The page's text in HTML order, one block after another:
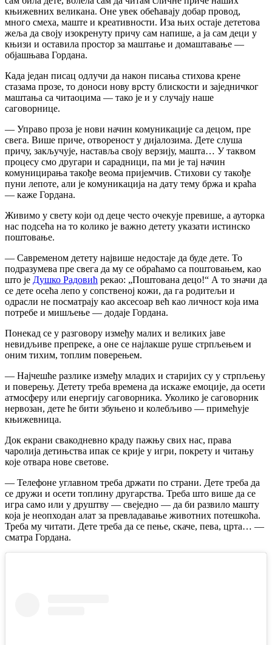
књижевних великана. Оне увек обећавају добар провод,
много смеха, маште и креативности. Иза њих остаје дететова
жеља да своју изокренуту причу сам напише, а ја сам деци у
књизи и оставила простор за маштање и домаштавање —
објашњава Гордана.
Када један писац одлучи да након писања стихова крене
стазама прозе, то доноси нову врсту блискости и заједничког
маштања са читаоцима — тако је и у случају наше
саговорнице.
— Управо проза је нови начин комуникације са децом, пре
свега. Више приче, отвореност у дијалозима. Дете слуша
причу, закључује, наставља своју верзију, машта… У таквом
процесу смо другари и сарадници, па ми је тај начин
комуницирања такође веома пријемчив. Стихови су такође
пуни лепоте, али је комуникација на дату тему бржа и краћа
— каже Гордана.
Живимо у свету који од деце често очекује превише, а ауторка
нас подсећа на то колико је важно детету указати истинско
поштовање.
— Савременом детету највише недостаје да буде дете. То
подразумева пре свега да му се обраћамо са поштовањем, као
што је Душко Радовић рекао: „Поштована децо!“ А то значи да
се дете осећа лепо у сопственој кожи, да га родитељи и
одрасли не посматрају као аксесоар већ као личност која има
потребе и мишљење — додаје Гордана.
Понекад се у разговору између малих и великих јаве
невидљиве препреке, а оне се најлакше руше стрпљењем и
оним тихим, топлим поверењем.
— Најчешће разлике између младих и старијих су у стрпљењу
и поверењу. Детету треба времена да искаже емоције, да осети
атмосферу или енергију саговорника. Уколико је саговорник
нервозан, дете ће бити збуњено и колебљиво — примећује
књижевница.
Док екрани свакодневно краду пажњу свих нас, права
чаролија детињства ипак се крије у игри, покрету и читању
које отвара нове светове.
— Телефоне углавном треба држати по страни. Дете треба да
се дружи и осети топлину другарства. Треба што више да се
игра само или у друштву — свеједно — да би развило машту
која је неопходан алат за превладавање животних потешкоћа.
Треба му читати. Дете треба да се пење, скаче, пева, црта… —
сматра Гордана.